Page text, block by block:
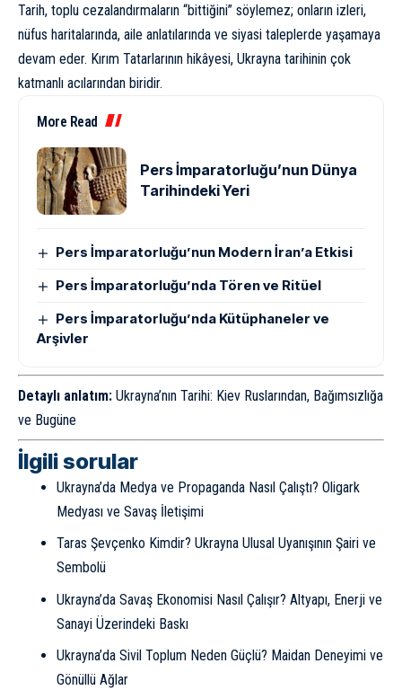
Tarih, toplu cezalandırmaların “bittiğini” söylemez; onların izleri,
nüfus haritalarında, aile anlatılarında ve siyasi taleplerde yaşamaya
devam eder. Kırım Tatarlarının hikâyesi, Ukrayna tarihinin çok
katmanlı acılarından biridir.
More Read
Pers İmparatorluğu’nun Dünya
Tarihindeki Yeri
Pers İmparatorluğu’nun Modern İran’a Etkisi
Pers İmparatorluğu’nda Tören ve Ritüel
Pers İmparatorluğu’nda Kütüphaneler ve
Arşivler
Detaylı anlatım: Ukrayna’nın Tarihi: Kiev Ruslarından, Bağımsızlığa
ve Bugüne
İlgili sorular
Ukrayna’da Medya ve Propaganda Nasıl Çalıştı? Oligark
Medyası ve Savaş İletişimi
Taras Şevçenko Kimdir? Ukrayna Ulusal Uyanışının Şairi ve
Sembolü
Ukrayna’da Savaş Ekonomisi Nasıl Çalışır? Altyapı, Enerji ve
Sanayi Üzerindeki Baskı
Ukrayna’da Sivil Toplum Neden Güçlü? Maidan Deneyimi ve
Gönüllü Ağlar